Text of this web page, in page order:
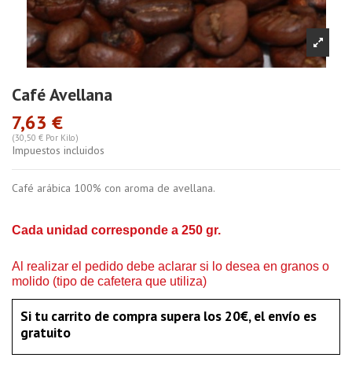
Café Avellana
7,63 €
(30,50 € Por Kilo)
Impuestos incluidos
Café arábica 100% con aroma de avellana.
Cada unidad corresponde a 250 gr.
Al realizar el pedido debe aclarar si lo desea en granos o
molido (tipo de cafetera que utiliza)
Si tu carrito de compra supera los 20€, el envío es
gratuito